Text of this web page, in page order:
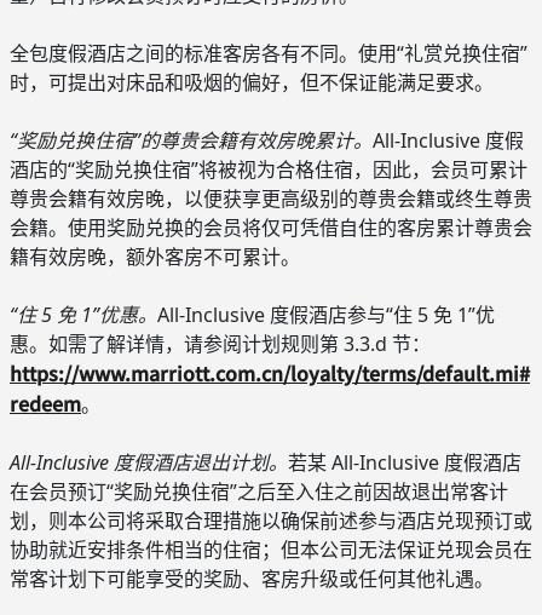
全包度假酒店之间的标准客房各有不同。使用“礼赏兑换住宿”
时，可提出对床品和吸烟的偏好，但不保证能满足要求。
“奖励兑换住宿”的尊贵会籍有效房晚累计。 All-Inclusive 度假
酒店的“奖励兑换住宿”将被视为合格住宿，因此，会员可累计
尊贵会籍有效房晚，以便获享更高级别的尊贵会籍或终生尊贵
会籍。使用奖励兑换的会员将仅可凭借自住的客房累计尊贵会
籍有效房晚，额外客房不可累计。
“住 5 免 1”优惠。 All-Inclusive 度假酒店参与“住 5 免 1”优
惠。如需了解详情，请参阅计划规则第 3.3.d 节：
https://www.marriott.com.cn/loyalty/terms/default.mi#
redeem。
All-Inclusive 度假酒店退出计划。 若某 All-Inclusive 度假酒店
在会员预订“奖励兑换住宿”之后至入住之前因故退出常客计
划，则本公司将采取合理措施以确保前述参与酒店兑现预订或
协助就近安排条件相当的住宿；但本公司无法保证兑现会员在
常客计划下可能享受的奖励、客房升级或任何其他礼遇。